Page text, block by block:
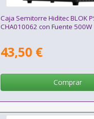
Caja Semitorre Hiditec BLOK
CHA010062 con Fuente 500W
43,50 €
Comprar